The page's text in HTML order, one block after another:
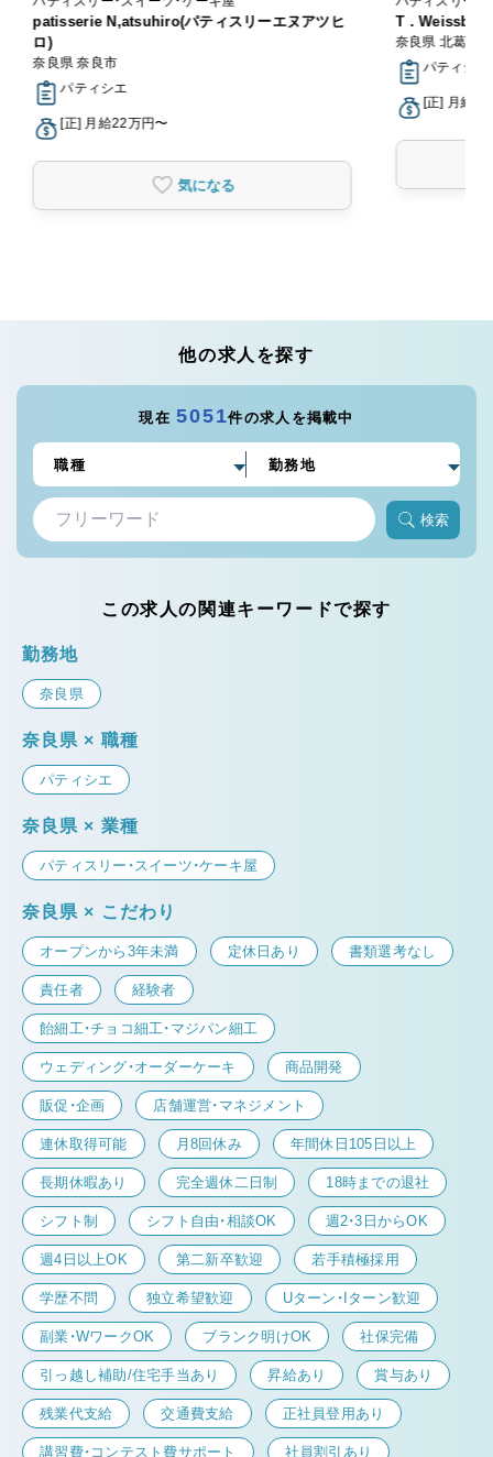
patisserie N,atsuhiro(パティスリーエヌアツヒ
ロ)
奈良県 奈良市
パティシエ
[正] 月給22万円〜
気になる
T．
奈良県 北葛城
パティシエ
[正] 月給
他の求人を探す
現在5051件の求人を掲載中
検索
この求人の関連キーワードで探す
勤務地
奈良県
奈良県 × 職種
パティシエ
奈良県 × 業種
パティスリー・スイーツ・ケーキ屋
奈良県 × こだわり
オープンから3年未満 定休日あり 書類選考なし
責任者 経験者
飴細工・チョコ細工・マジパン細工
ウェディング・オーダーケーキ 商品開発
販促・企画 店舗運営・マネジメント
連休取得可能 月8回休み 年間休日105日以上
長期休暇あり 完全週休二日制 18時までの退社
シフト制 シフト自由・相談OK 週2・3日からOK
週4日以上OK 第二新卒歓迎 若手積極採用
学歴不問 独立希望歓迎 Uターン・Iターン歓迎
副業・WワークOK ブランク明けOK 社保完備
引っ越し補助/住宅手当あり 昇給あり 賞与あり
残業代支給 交通費支給 正社員登用あり
講習費・コンテスト費サポート 社員割引あり